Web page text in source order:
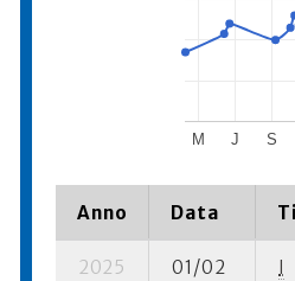
M J S
Anno Data
2025 01/02 I